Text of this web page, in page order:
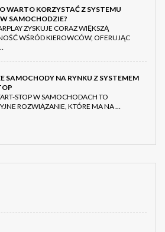
WARTO KORZYSTAĆ Z SYSTEMU
SAMOCHODZIE?
ZYSKUJE CORAZ WIĘKSZĄ
WŚRÓD KIEROWCÓW, OFERUJĄC
SAMOCHODY NA RYNKU Z SYSTEMEM
STOP W SAMOCHODACH TO
ROZWIĄZANIE, KTÓRE MA NA …